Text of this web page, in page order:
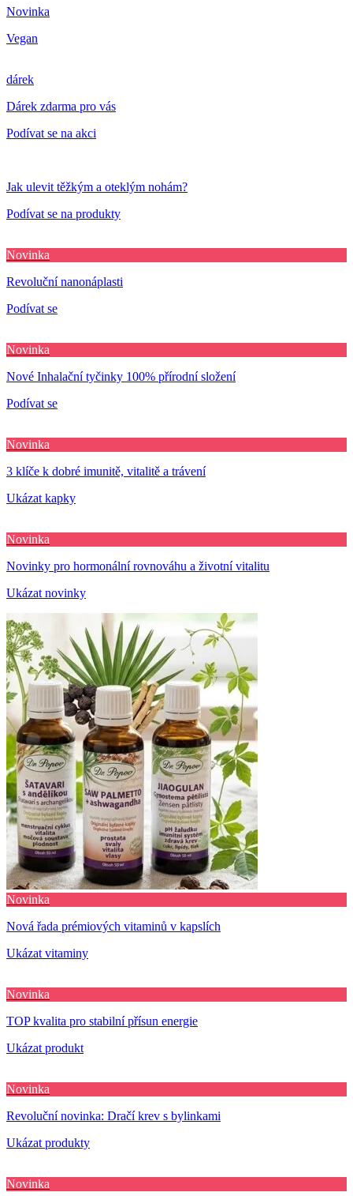
Novinka
Vegan
dárek
Dárek zdarma pro vás
Podívat se na akci
Jak ulevit těžkým a oteklým nohám?
Podívat se na produkty
Novinka
Revoluční nanonáplasti
Podívat se
Novinka
Nové Inhalační tyčinky 100% přírodní složení
Podívat se
Novinka
3 klíče k dobré imunitě, vitalitě a trávení
Ukázat kapky
Novinka
Novinky pro hormonální rovnováhu a životní vitalitu
Ukázat novinky
Novinka
Nová řada prémiových vitaminů v kapslích
Ukázat vitaminy
Novinka
TOP kvalita pro stabilní přísun energie
Ukázat produkt
Novinka
Revoluční novinka: Dračí krev s bylinkami
Ukázat produkty
Novinka